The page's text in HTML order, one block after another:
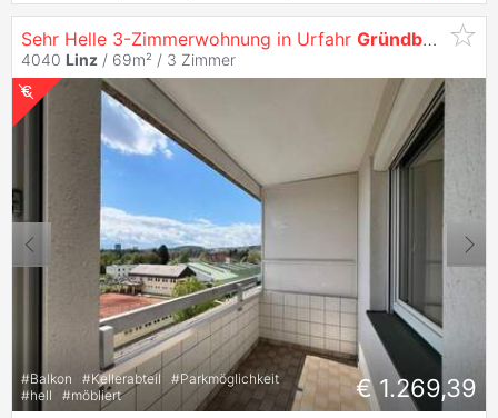
Sehr Helle 3-Zimmerwohnung in Urfahr Gründberg
4040 Linz / 69m² / 3 Zimmer
#Balkon #Kellerabteil #Parkmöglichkeit
#hell #möbliert € 1.269,39